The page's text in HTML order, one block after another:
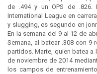
de .494 y un OPS de .826.
International League en
y slugging, es segundo en
En la semana del 9 al 12 de
Semana, al batear .308 con 9
partidos. Marte, quien batea
de noviembre de 2014
los campos de